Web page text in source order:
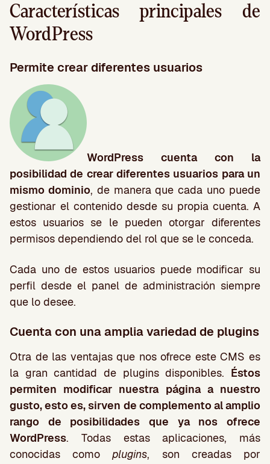
Características principales de
WordPress
Permite crear diferentes usuarios
WordPress cuenta con la
posibilidad de crear diferentes usuarios para un
mismo dominio, de manera que cada uno puede
gestionar el contenido desde su propia cuenta. A
estos usuarios se le pueden otorgar diferentes
permisos dependiendo del rol que se le conceda.
Cada uno de estos usuarios puede modificar su
perfil desde el panel de administración siempre
que lo desee.
Cuenta con una amplia variedad de plugins
Otra de las ventajas que nos ofrece este CMS es
la gran cantidad de plugins disponibles. Éstos
permiten modificar nuestra página a nuestro
gusto, esto es, sirven de complemento al amplio
rango de posibilidades que ya nos ofrece
WordPress. Todas estas aplicaciones, más
conocidas comoplugins, son creadas por